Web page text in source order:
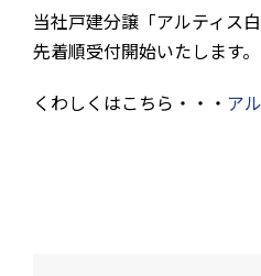
当社戸建分譲「アルティス
先着順受付開始いたします。
くわしくはこちら・・・ ア